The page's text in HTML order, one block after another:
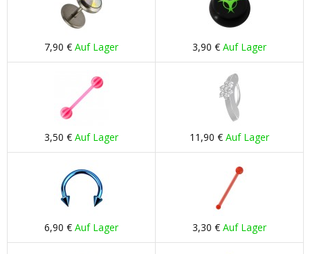
7,90 € Auf Lager 3,90 € Auf Lager
3,50 € Auf Lager 11,90 € Auf Lager
6,90 € Auf Lager 3,30 € Auf Lager